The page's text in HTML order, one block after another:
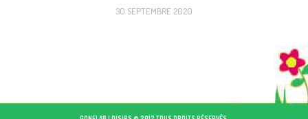
30 SEPTEMBRE 2020